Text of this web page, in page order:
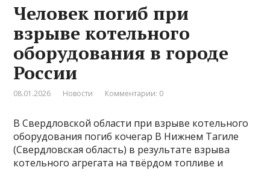
Человек погиб при
взрыве котельного
оборудования в городе
России
08.01.2026 Новости Комментарии: 0
В Свердловской области при взрыве котельного
оборудования погиб кочегар В Нижнем Тагиле
(Свердловская область) в результате взрыва
котельного агрегата на твёрдом топливе и